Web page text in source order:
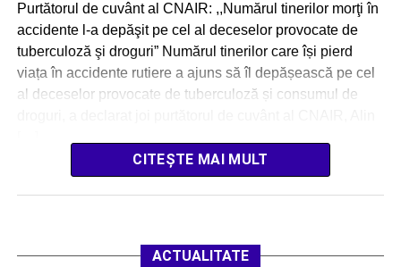
Purtătorul de cuvânt al CNAIR: ,,Numărul tinerilor morţi în
accidente l-a depăşit pe cel al deceselor provocate de
tuberculoză şi droguri” Numărul tinerilor care își pierd
viața în accidente rutiere a ajuns să îl depășească pe cel
al deceselor provocate de tuberculoză și consumul de
CITEȘTE MAI MULT
ACTUALITATE